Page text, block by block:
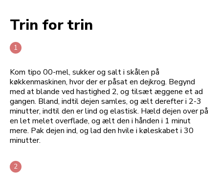
Trin for trin
Kom tipo 00-mel, sukker og salt i skålen på
køkkenmaskinen, hvor der er påsat en dejkrog. Begynd
med at blande ved hastighed 2, og tilsæt æggene et ad
gangen. Bland, indtil dejen samles, og ælt derefter i 2-3
minutter, indtil den er lind og elastisk. Hæld dejen over på
en let melet overflade, og ælt den i hånden i 1 minut
mere. Pak dejen ind, og lad den hvile i køleskabet i 30
minutter.